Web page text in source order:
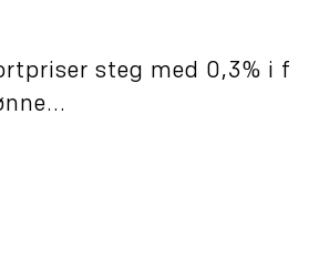
steg med 0,3% i f